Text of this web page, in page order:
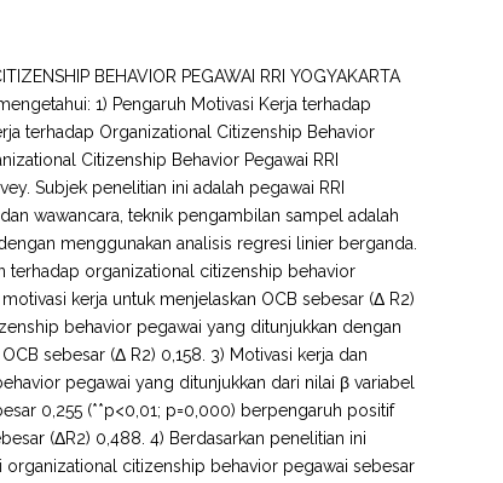
BEHAVIOR PEGAWAI RRI YOGYAKARTA
1) Pengaruh Motivasi Kerja terhadap
terhadap Organizational Citizenship Behavior
Citizenship Behavior Pegawai RRI
Subjek penelitian ini adalah pegawai RRI
wawancara, teknik pengambilan sampel adalah
menggunakan analisis regresi linier berganda.
terhadap organizational citizenship behavior
kerja untuk menjelaskan OCB sebesar (Δ R2)
behavior pegawai yang ditunjukkan dengan
sebesar (Δ R2) 0,158. 3) Motivasi kerja dan
pegawai yang ditunjukkan dari nilai β variabel
0,255 (**p<0,01; p=0,000) berpengaruh positif
(ΔR2) 0,488. 4) Berdasarkan penelitian ini
citizenship behavior pegawai sebesar